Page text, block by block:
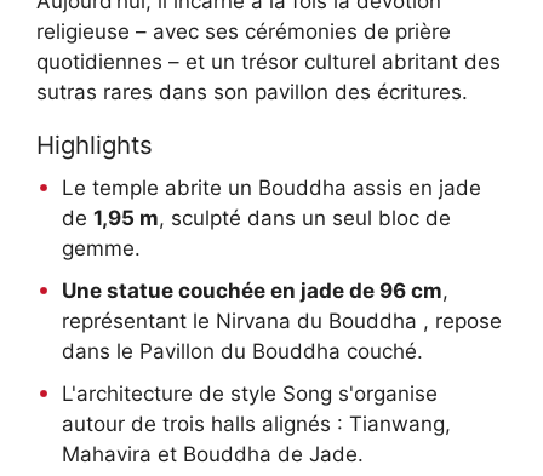
religieuse – avec ses cérémonies de prière
quotidiennes – et un trésor culturel abritant des
sutras rares dans son pavillon des écritures.
Highlights
Le temple abrite un Bouddha assis en jade
de1,95 m, sculpté dans un seul bloc de
gemme.
Une statue couchée en jade de 96 cm,
représentant le Nirvana du Bouddha , repose
dans le Pavillon du Bouddha couché.
L'architecture de style Song s'organise
autour de trois halls alignés : Tianwang,
Mahavira et Bouddha de Jade.